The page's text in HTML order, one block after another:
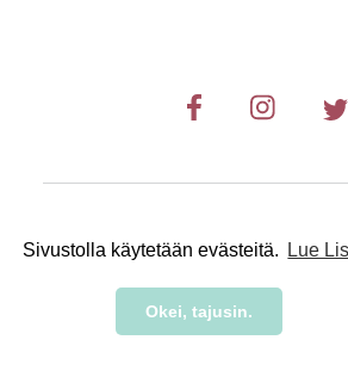
Sivustolla käytetään evästeitä. Lue
Okei, tajusin.